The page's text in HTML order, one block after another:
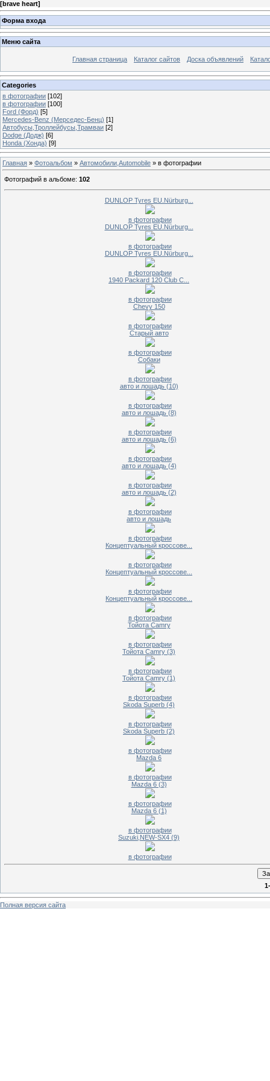
[brave heart]
Форма входа
Меню сайта
Главная страница Каталог сайтов Доска объявлений
Categories
в фотографии [102]
в фотографии [100]
Ford (Форд) [5]
Mercedes-Benz (Мерседес-Бенц) [1]
Автобусы,Троллейбусы,Трамваи [2]
Dodge (Додж) [6]
Honda (Хонда) [9]
Главная » Фотоальбом » Автомобили,Automobile » в фотографии
Фотографий в альбоме: 102
DUNLOP Tyres EU.Nürburg...
в фотографии
DUNLOP Tyres EU.Nürburg...
в фотографии
DUNLOP Tyres EU.Nürburg...
в фотографии
1940 Packard 120 Club C...
в фотографии
Chevy 150
в фотографии
Старый авто
в фотографии
Собаки
в фотографии
авто и лошадь (10)
в фотографии
авто и лошадь (8)
в фотографии
авто и лошадь (6)
в фотографии
авто и лошадь (4)
в фотографии
авто и лошадь (2)
в фотографии
авто и лошадь
в фотографии
Концептуальный кроссове...
в фотографии
Концептуальный кроссове...
в фотографии
Концептуальный кроссове...
в фотографии
Тойотa Camry
в фотографии
Тойотa Camry (3)
в фотографии
Тойотa Camry (1)
в фотографии
Skoda Superb (4)
в фотографии
Skoda Superb (2)
в фотографии
Mazda 6
в фотографии
Mazda 6 (3)
в фотографии
Mazda 6 (1)
в фотографии
Suzuki,NEW-SX4 (9)
в фотографии
Полная версия сайта